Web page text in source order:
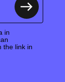
in
the link in